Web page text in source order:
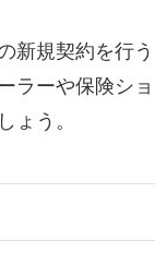
新規契約を行う
ラーや保険ショ
ょう。